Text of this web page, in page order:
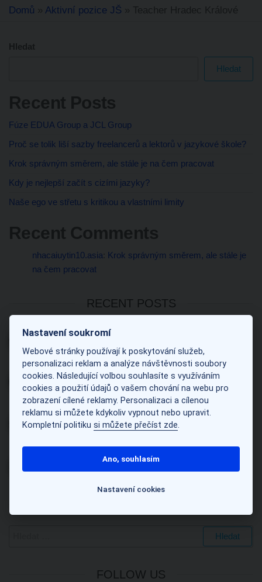
Domů Aktivní pozice JŠ
Hledat
Fúze EDUA Group a JCL Group
Proč se tolik liší sazby freelancerů a lektorů v jazykové škole?
Krok správným směrem, ale stále je na čem pracovat
Kdy je nejlepší začít s cizími jazyky?
Naše ego ve střetu s kritikou a vlastními limity
nhacaiuytin10.asia Krok správným směrem, ale stále je
na čem pracovat
RECENT POSTS
Fúze EDUA Group a JCL Group
Proč se tolik liší sazby freelancerů a lektorů v
jazykové škole?
11 května, 2026 0
Krok správným směrem, ale stále je na čem
pracovat
Kdy je nejlepší začít s cizími jazyky?
18 února, 2025 0
FOLLOW US
Nastavení soukromí
Webové stránky používají k poskytování služeb,
personalizaci reklam a analýze návštěvnosti soubory
cookies. Následující volbou souhlasíte s využíváním
cookies a použití údajů o vašem chování na webu pro
zobrazení cílené reklamy. Personalizaci a cílenou
reklamu si můžete kdykoliv vypnout nebo upravit.
Kompletní politikusi můžete přečíst zde.
Ano, souhlasím
Nastavení cookies